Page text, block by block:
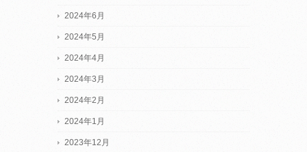
2024年6月
2024年5月
2024年4月
2024年3月
2024年2月
2024年1月
2023年12月